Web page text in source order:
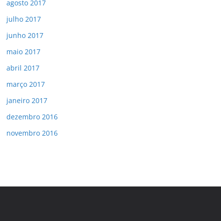
agosto 2017
julho 2017
junho 2017
maio 2017
abril 2017
março 2017
janeiro 2017
dezembro 2016
novembro 2016